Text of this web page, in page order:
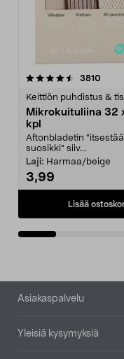
3810
Keittiön puhdistus &
Mikrokuituliina 32
kpl
Aftonbladetin
suosikki" siiv...
Laji: Harmaa/beige
3,99
Lisää
4.5viidestä
Alatunniste
Asiakaspalvelu
Yleisiä kysymyksiä